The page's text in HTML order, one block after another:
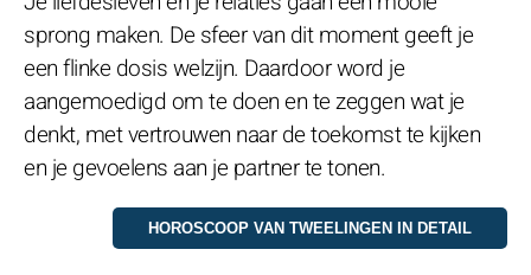
sprong maken. De sfeer van dit moment geeft je
een flinke dosis welzijn. Daardoor word je
aangemoedigd om te doen en te zeggen wat je
denkt, met vertrouwen naar de toekomst te kijken
en je gevoelens aan je partner te tonen.